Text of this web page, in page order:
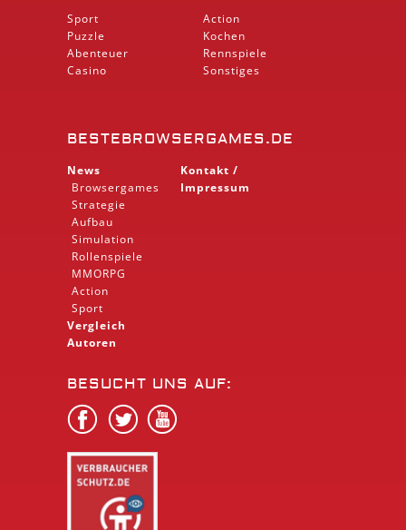
Sport
Puzzle
Abenteuer
Casino
Action
Kochen
Rennspiele
Sonstiges
BESTEBROWSERGAMES.DE
News
Browsergames
Strategie
Aufbau
Simulation
Rollenspiele
MMORPG
Action
Sport
Vergleich
Autoren
Kontakt /
Impressum
BESUCHT UNS AUF: